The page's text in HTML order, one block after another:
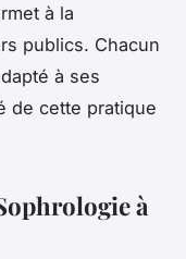
à la
publics. Chacun
à ses
de cette pratique
à